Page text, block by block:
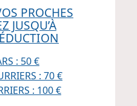
PROCHES
JUSQU’À
: 50 €
: 70 €
: 100 €